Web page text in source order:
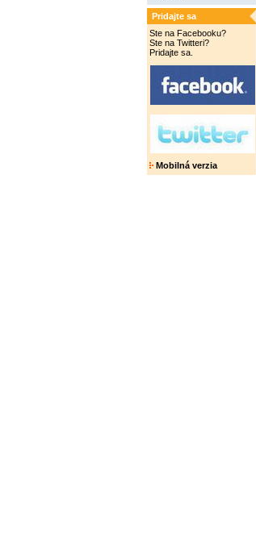
Pridajte sa
Ste na Facebooku?
Ste na Twitteri?
Pridajte sa.
Mobilná verzia